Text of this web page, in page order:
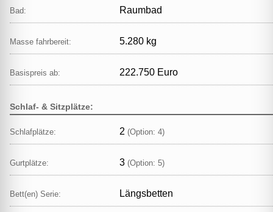
Bad: Raumbad
Masse fahrbereit: 5.280 kg
Basispreis ab: 222.750 Euro
Schlaf- & Sitzplätze:
Schlafplätze: 2 (Option: 4)
Gurtplätze: 3 (Option: 5)
Bett(en) Serie: Längsbetten